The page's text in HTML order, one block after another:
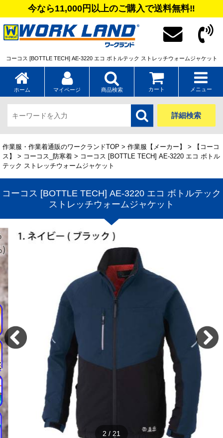
今なら11,000円以上のご購入で送料無料‼
コーコス [BOTTLE TECH] AE-3220 エコ ボトルテック ストレッチウォームジャケット
ホーム マイページ 商品検索 カート メニュー
詳細検索
作業服・作業着通販のワークランドTOP > 作業服【メーカー】 >
【コーコ
ス】
> コーコス_防寒着 > コーコス [BOTTLE TECH] AE-3220 エコ ボトル
テック ストレッチウォームジャケット
コーコス [BOTTLE TECH] AE-3220 エコ ボトルテック
ストレッチウォームジャケット
2 / 21